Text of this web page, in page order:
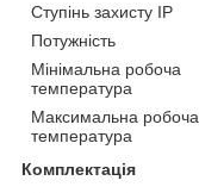
Ступінь захисту IP
Потужність
Мінімальна робоча
температура
Максимальна робоча
температура
Комплектація